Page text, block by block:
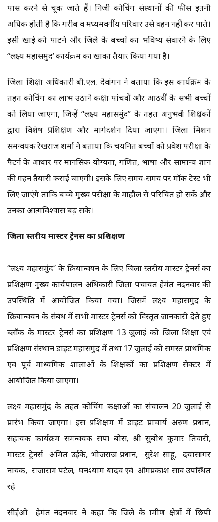
पास करने से चूक जाते हैं। निजी कोचिंग संस्थानों की फीस इतनी
अधिक होती है कि गरीब व मध्यमवर्गीय परिवार उसे वहन नहीं कर पाते।
इसी खाई को पाटने और जिले के बच्चों का भविष्य संवारने के लिए
‘‘लक्ष्य महासमुंद’ कार्यक्रम का खाका तैयार किया गया है।
जिला शिक्षा अधिकारी बी.एल. देवांगन ने बताया कि इस कार्यक्रम के
तहत कोचिंग का लाभ उठाने कक्षा पांचवीं और आठवीं के सभी बच्चों
को लिया जाएगा, जिन्हें ‘‘लक्ष्य महासमुंद’’ के तहत अनुभवी शिक्षकों
द्वारा विशेष प्रशिक्षण और मार्गदर्शन दिया जाएगा। जिला मिशन
समन्वयक रेखराज शर्मा ने बताया कि चयनित बच्चों को प्रवेश परीक्षा के
पैटर्न के आधार पर मानसिक योग्यता, गणित, भाषा और सामान्य ज्ञान
की गहन तैयारी कराई जाएगी। इसके लिए समय-समय पर मॉक टेस्ट भी
लिए जाएंगे ताकि बच्चे मुख्य परीक्षा के माहौल से परिचित हो सकें और
उनका आत्मविश्वास बढ़ सके।
जिला स्तरीय मास्टर ट्रेनर्स का प्रशिक्षण
‘‘लक्ष्य महासमुंद’’ के क्रियान्वयन के लिए जिला स्तरीय मास्टर ट्रेनर्स का
प्रशिक्षण मुख्य कार्यपालन अधिकारी जिला पंचायत हेमंत नंदनवार की
उपस्थिति में आयोजित किया गया। जिसमें लक्ष्य महासमुंद के
क्रियान्वयन के संबंध में सभी मास्टर ट्रेनर्स को विस्तृत जानकारी देते हुए
ब्लॉक के मास्टर ट्रेनर्स का प्रशिक्षण 13 जुलाई को जिला शिक्षा एवं
प्रशिक्षण संस्थान डाइट महासमुंद में तथा 17 जुलाई को समस्त प्राथमिक
एवं पूर्व माध्यमिक शालाओं के शिक्षकों का प्रशिक्षण सेक्टर में
आयोजित किया जाएगा।
लक्ष्य महासमुंद के तहत कोचिंग कक्षाओं का संचालन 20 जुलाई से
प्रारंभ किया जाएगा। इस प्रशिक्षण में डाइट प्राचार्य अरुण प्रधान,
सहायक कार्यक्रम समन्वयक संपा बोस, श्री सुबोध कुमार तिवारी,
मास्टर ट्रेनर्स अमित उईके, भोजराज प्रधान, सुरेश साहू, दयासागर
नायक, राजाराम पटेल, घनश्याम यादव एवं ओमप्रकाश साव उपस्थित
रहे
सीईओ हेमंत नंदनवार ने कहा कि जिले के ग्रामीण क्षेत्रों में छिपी